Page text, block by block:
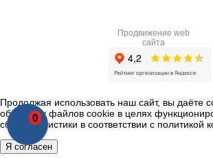
0
Продвижение web
сайта
Продолжая использовать наш сайт, вы даёте
обработку файлов cookie в целях
сбора статистики в соответствии с политикой
Я согласен